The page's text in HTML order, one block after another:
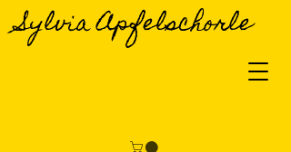
Sylvia Apfelschorle